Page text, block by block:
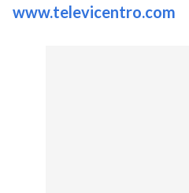
www.televicentro.com